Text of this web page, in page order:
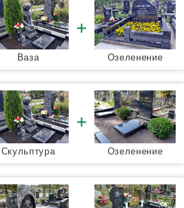
Ваза Озеленение
Скульптура Озеленение